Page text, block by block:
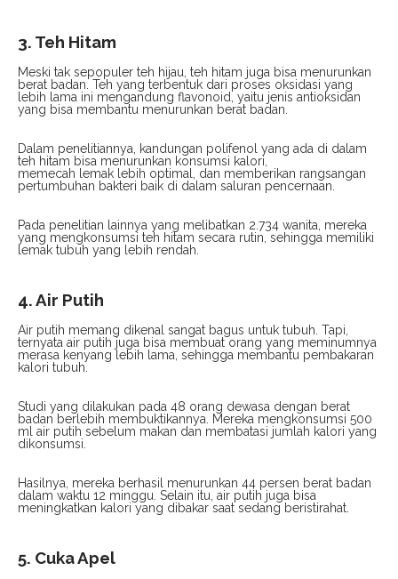
3. Teh Hitam
Meski tak sepopuler teh hijau, teh hitam juga bisa menurunkan
berat badan. Teh yang terbentuk dari proses oksidasi yang
lebih lama ini mengandung flavonoid, yaitu jenis antioksidan
yang bisa membantu menurunkan berat badan.
Dalam penelitiannya, kandungan polifenol yang ada di dalam
teh hitam bisa menurunkan konsumsi kalori,
memecah lemak lebih optimal, dan memberikan rangsangan
pertumbuhan bakteri baik di dalam saluran pencernaan.
Pada penelitian lainnya yang melibatkan 2.734 wanita, mereka
yang mengkonsumsi teh hitam secara rutin, sehingga memiliki
lemak tubuh yang lebih rendah.
4. Air Putih
Air putih memang dikenal sangat bagus untuk tubuh. Tapi,
ternyata air putih juga bisa membuat orang yang meminumnya
merasa kenyang lebih lama, sehingga membantu pembakaran
kalori tubuh.
Studi yang dilakukan pada 48 orang dewasa dengan berat
badan berlebih membuktikannya. Mereka mengkonsumsi 500
ml air putih sebelum makan dan membatasi jumlah kalori yang
dikonsumsi.
Hasilnya, mereka berhasil menurunkan 44 persen berat badan
dalam waktu 12 minggu. Selain itu, air putih juga bisa
meningkatkan kalori yang dibakar saat sedang beristirahat.
5. Cuka Apel